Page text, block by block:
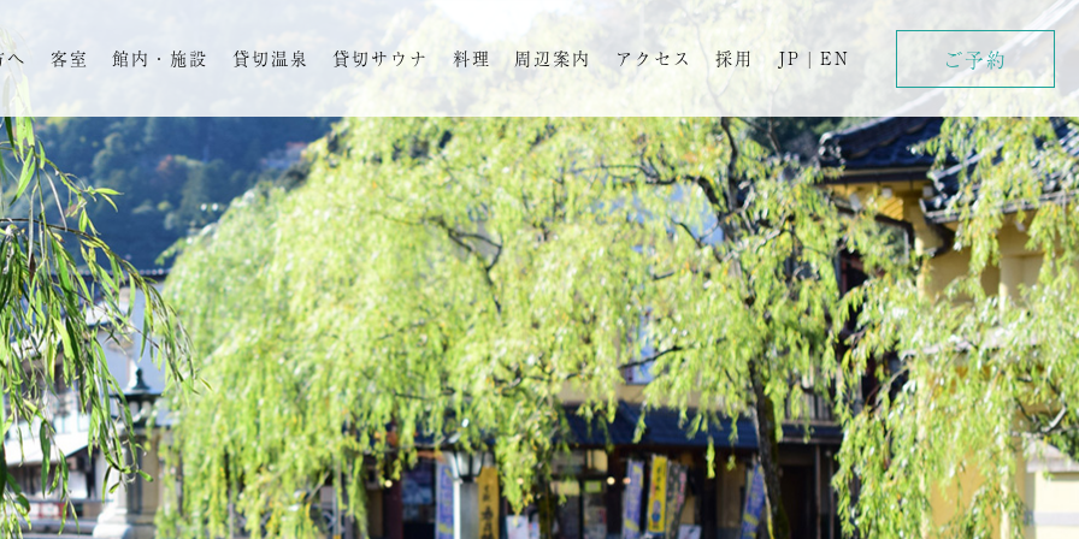
へ 客室 館内・施設 貸切温泉 貸切サウナ 料理 周辺案内 アクセス 採用 JP | EN ご予約